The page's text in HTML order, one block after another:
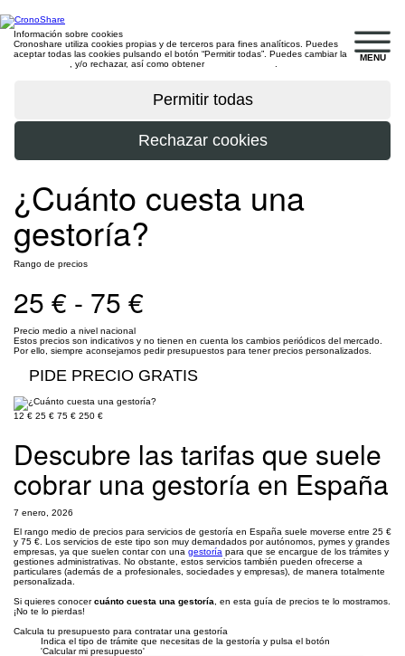
MENU
Información sobre cookies
Cronoshare utiliza cookies propias y de terceros para fines analíticos. Puedes
aceptar todas las cookies pulsando el botón “Permitir todas”. Puedes cambiar la
, y/o rechazar, así como obtener
¿Cuánto cuesta una
gestoría?
Rango de precios
25 € - 75 €
Precio medio a nivel nacional
Estos precios son indicativos y no tienen en cuenta los cambios periódicos del mercado.
Por ello, siempre aconsejamos pedir presupuestos para tener precios personalizados.
PIDE PRECIO GRATIS
12 € 25 € 75 € 250 €
Descubre las tarifas que suele
cobrar una gestoría en España
7 enero, 2026
El rango medio de precios para servicios de gestoría en España suele moverse entre 25 €
y 75 €. Los servicios de este tipo son muy demandados por autónomos, pymes y grandes
empresas, ya que suelen contar con una gestoría para que se encargue de los trámites y
gestiones administrativas. No obstante, estos servicios también pueden ofrecerse a
particulares (además de a profesionales, sociedades y empresas), de manera totalmente
personalizada.
Si quieres conocercuánto cuesta una gestoría , en esta guía de precios te lo mostramos.
¡No te lo pierdas!
Calcula tu presupuesto para contratar una gestoría
Indica el tipo de trámite que necesitas de la gestoría y pulsa el botón
'Calcular mi presupuesto'